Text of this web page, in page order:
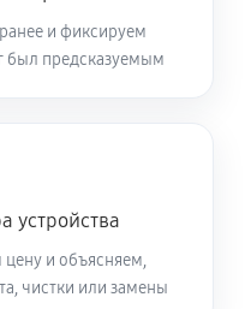
и фиксируем
был предсказуемым
устройства
цену и объясняем,
чистки или замены